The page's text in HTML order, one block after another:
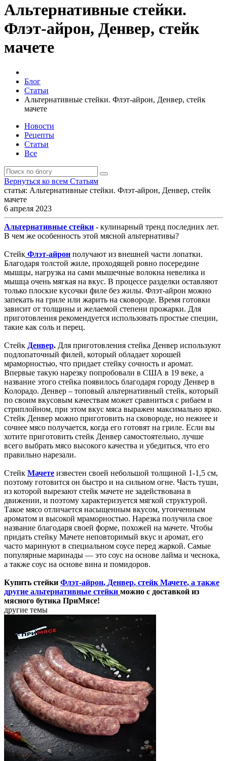
Альтернативные стейки.
Флэт-айрон, Денвер, стейк
мачете
Блог
Статьи
Альтернативные стейки. Флэт-айрон, Денвер, стейк
мачете
Новости
Рецепты
Статьи
Все
Вернуться ко всем Статьям
статья: Альтернативные стейки. Флэт-айрон, Денвер, стейк
мачете
6 апреля 2023
Альтернативные стейки - кулинарный тренд последних лет.
В чем же особенность этой мясной альтернативы?
Стейк Флэт-айрон получают из внешней части лопатки.
Благодаря толстой жиле, проходящей ровно посередине
мышцы, нагрузка на сами мышечные волокна невелика и
мышца очень мягкая на вкус. В процессе разделки оставляют
только плоские кусочки филе без жилы. Флэт-айрон можно
запекать на гриле или жарить на сковороде. Время готовки
зависит от толщины и желаемой степени прожарки. Для
приготовления рекомендуется использовать простые специи,
такие как соль и перец.
Стейк Денвер. Для приготовления стейка Денвер используют
подлопаточный филей, который обладает хорошей
мраморностью, что придает стейку сочность и аромат.
Впервые такую нарезку попробовали в США в 19 веке, а
название этого стейка появилось благодаря городу Денвер в
Колорадо. Денвер – топовый альтернативный стейк, который
по своим вкусовым качествам может сравниться с рибаем и
стриплойном, при этом вкус мяса выражен максимально ярко.
Стейк Денвер можно приготовить на сковороде, но нежнее и
сочнее мясо получается, когда его готовят на гриле. Если вы
хотите приготовить стейк Денвер самостоятельно, лучше
всего выбрать мясо высокого качества и убедиться, что его
правильно нарезали.
Стейк Мачете известен своей небольшой толщиной 1-1,5 см,
поэтому готовится он быстро и на сильном огне. Часть туши,
из которой вырезают стейк мачете не задействована в
движении, и поэтому характеризуется мягкой структурой.
Такое мясо отличается насыщенным вкусом, утонченным
ароматом и высокой мраморностью. Нарезка получила свое
название благодаря своей форме, похожей на мачете. Чтобы
придать стейку Мачете неповторимый вкус и аромат, его
часто маринуют в специальном соусе перед жаркой. Самые
популярные маринады — это соус на основе лайма и чеснока,
а также соус на основе вина и помидоров.
Купить стейки Флэт-айрон, Денвер, стейк Мачете, а также
другие альтернативные стейки можно с доставкой из
мясного бутика ПриМясе!
другие темы